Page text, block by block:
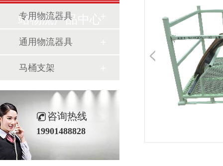
站物流产品中心
专用物流器具
通用物流器具
马桶支架
咨询热线
19901488828